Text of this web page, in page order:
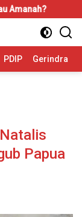
Bahas
PDIP Gerindra
Papua